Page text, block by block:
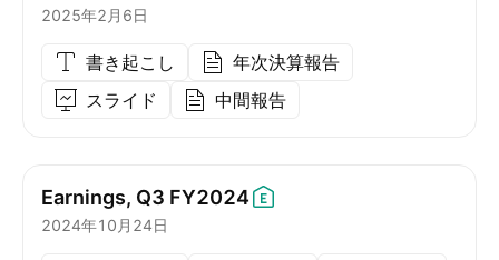
2025年2月6日
書き起こし
年次決算報告
スライド
中間報告
Earnings, Q3 FY2024
2024年10月24日